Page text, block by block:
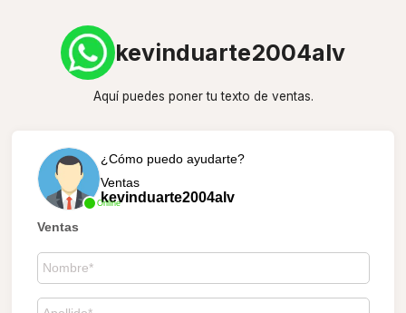
kevinduarte2004alv
Aquí puedes poner tu texto de ventas.
Online
¿Cómo puedo ayudarte?
Ventas
kevinduarte2004alv
Ventas